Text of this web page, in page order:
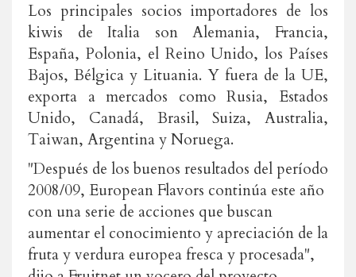
Los principales socios importadores de los
kiwis de Italia son Alemania, Francia,
España, Polonia, el Reino Unido, los Países
Bajos, Bélgica y Lituania. Y fuera de la UE,
exporta a mercados como Rusia, Estados
Unido, Canadá, Brasil, Suiza, Australia,
Taiwan, Argentina y Noruega.
"Después de los buenos resultados del período
2008/09, European Flavors continúa este año
con una serie de acciones que buscan
aumentar el conocimiento y apreciación de la
fruta y verdura europea fresca y procesada",